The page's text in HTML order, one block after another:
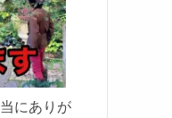
にありが